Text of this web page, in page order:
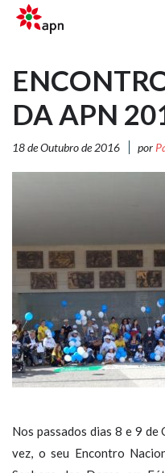
DA APN
18 de Outubro de 2016 por
Nos passados dias 8 e 9 de
vez, o seu Encontro